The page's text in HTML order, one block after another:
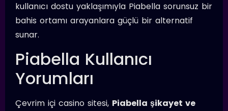
kullanıcı dostu yaklaşımıyla Piabella sorunsuz bir
bahis ortamı arayanlara güçlü bir alternatif
sunar.
Piabella Kullanıcı
Yorumları
Çevrim içi casino sitesi, Piabella şikayet ve